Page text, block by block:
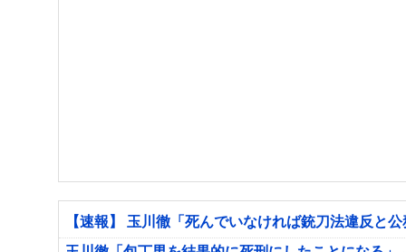
【速報】 玉川徹「死んでいなければ銃刀法違反と